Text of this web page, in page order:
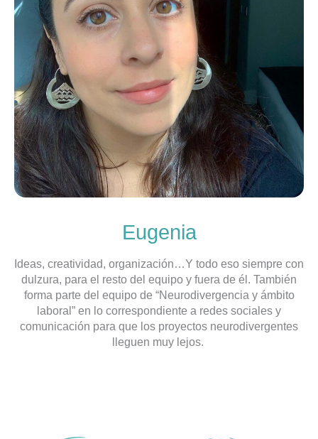
Eugenia
Ideas, creatividad, organización…Y todo eso siempre con
dulzura, para el resto del equipo y fuera de él. También
forma parte del equipo de “Neurodivergencia y ámbito
laboral” en lo correspondiente a redes sociales y
comunicación para que los proyectos neurodivergentes
lleguen muy lejos.